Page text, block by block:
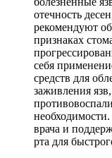
отечность
рекомендуют
признаках
себя
средств для
заживления
врача и
рта для